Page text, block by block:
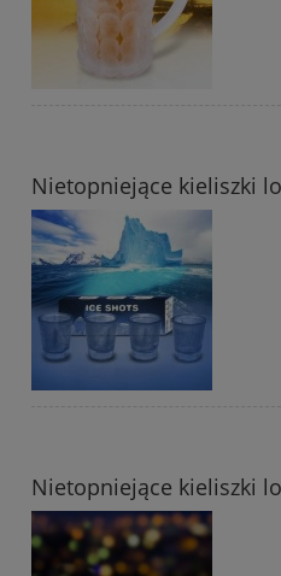
Nietopniejące kieliszki
Nietopniejące kieliszki